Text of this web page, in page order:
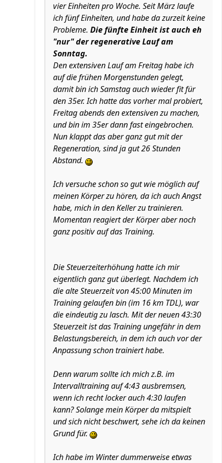
vier Einheiten pro Woche. Seit März laufe
ich fünf Einheiten, und habe da zurzeit keine
Probleme. Die fünfte Einheit ist auch eh
"nur" der regenerative Lauf am
Sonntag.
Den extensiven Lauf am Freitag habe ich
auf die frühen Morgenstunden gelegt,
damit bin ich Samstag auch wieder fit für
den 35er. Ich hatte das vorher mal probiert,
Freitag abends den extensiven zu machen,
und bin im 35er dann fast eingebrochen.
Nun klappt das aber ganz gut mit der
Regeneration, sind ja gut 26 Stunden
Abstand.
Ich versuche schon so gut wie möglich auf
meinen Körper zu hören, da ich auch Angst
habe, mich in den Keller zu trainieren.
Momentan reagiert der Körper aber noch
ganz positiv auf das Training.
Die Steuerzeiterhöhung hatte ich mir
eigentlich ganz gut überlegt. Nachdem ich
die alte Steuerzeit von 45:00 Minuten im
Training gelaufen bin (im 16 km TDL), war
die eindeutig zu lasch. Mit der neuen 43:30
Steuerzeit ist das Training ungefähr in dem
Belastungsbereich, in dem ich auch vor der
Anpassung schon trainiert habe.
Denn warum sollte ich mich z.B. im
Intervalltraining auf 4:43 ausbremsen,
wenn ich recht locker auch 4:30 laufen
kann? Solange mein Körper da mitspielt
und sich nicht beschwert, sehe ich da keinen
Grund für.
Ich habe im Winter dummerweise etwas